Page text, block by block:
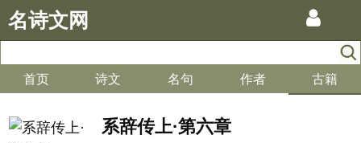
名诗文网
首页 诗文 名句 作者 古籍
系辞传上·第六章